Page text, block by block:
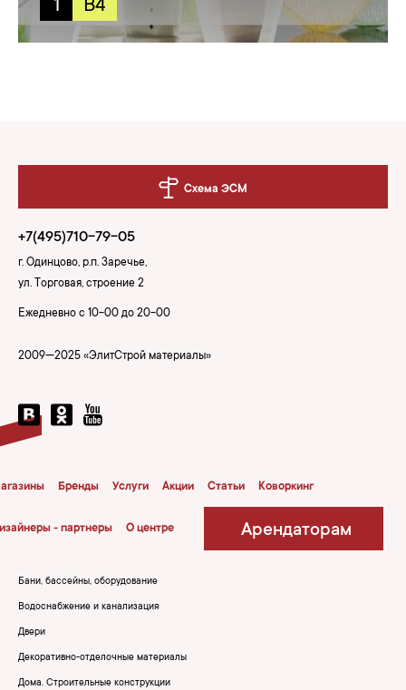
1 B4
Схема ЭСМ
+7(495)710-79-05
г. Одинцово, р.п. Заречье,
ул. Торговая, строение 2
Ежедневно с 10-00 до 20-00
2009—2025 «ЭлитСтрой материалы»
Бренды Услуги Акции Статьи Коворкинг
- партнеры О центре Арендаторам
Бани, бассейны, оборудование
Водоснабжение и канализация
Двери
Декоративно-отделочные материалы
Дома. Строительные конструкции